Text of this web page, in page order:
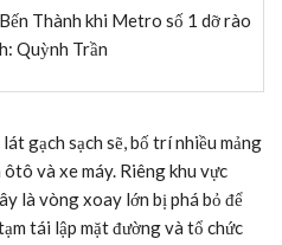
Thành khi Metro số 1 dỡ rào
Quỳnh Trần
gạch sạch sẽ, bố trí nhiều mảng
và xe máy. Riêng khu vực
là vòng xoay lớn bị phá bỏ để
tái lập mặt đường và tổ chức